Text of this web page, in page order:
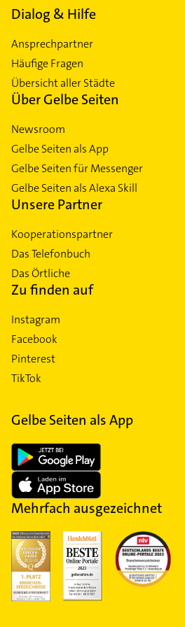
Dialog & Hilfe
Ansprechpartner
Häufige Fragen
Übersicht aller Städte
Über Gelbe Seiten
Newsroom
Gelbe Seiten als App
Gelbe Seiten für Messenger
Gelbe Seiten als Alexa Skill
Unsere Partner
Kooperationspartner
Das Telefonbuch
Das Örtliche
Zu finden auf
Instagram
Facebook
Pinterest
TikTok
Gelbe Seiten als App
Mehrfach ausgezeichnet